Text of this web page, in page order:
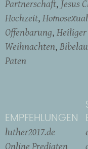
Partnerschaft Jesus
Hochzeit
Offenbarung Heiliger
Weihnachten
Paten
EMPFEHLUNGEN
luther2017.de
Online Predigten